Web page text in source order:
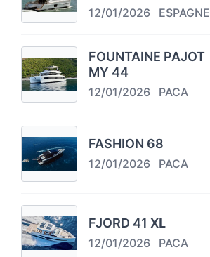
12/01/2026 ESPAGNE
FOUNTAINE PAJOT
MY 44
12/01/2026 PACA
FASHION 68
12/01/2026 PACA
FJORD 41 XL
12/01/2026 PACA